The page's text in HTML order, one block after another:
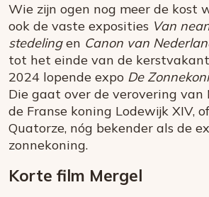
Wie zijn ogen nog meer de kost
ook de vaste exposities Van
stedelingen Canon van
tot het einde van de
2024 lopende expo De
Die gaat over de verovering
de Franse koning Lodewijk XIV,
Quatorze, nóg bekender als de
zonnekoning.
Korte film Mergel